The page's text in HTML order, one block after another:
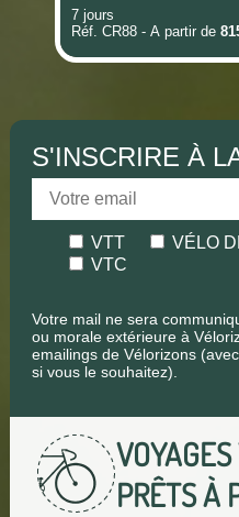
7 jours
Réf. CR88 - A partir de
S'INSCRIRE À
VTT VÉLO
VTC
Votre mail ne sera
ou morale extérieure à
emailings de Vélorizons
si vous le souhaitez).
PRÊTS À